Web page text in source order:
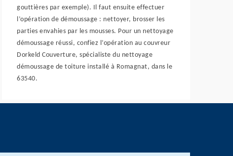
gouttières par exemple). Il faut ensuite effectuer
l’opération de démoussage : nettoyer, brosser les
parties envahies par les mousses. Pour un nettoyage
démoussage réussi, confiez l’opération au couvreur
Dorkeld Couverture, spécialiste du nettoyage
démoussage de toiture installé à Romagnat, dans le
63540.